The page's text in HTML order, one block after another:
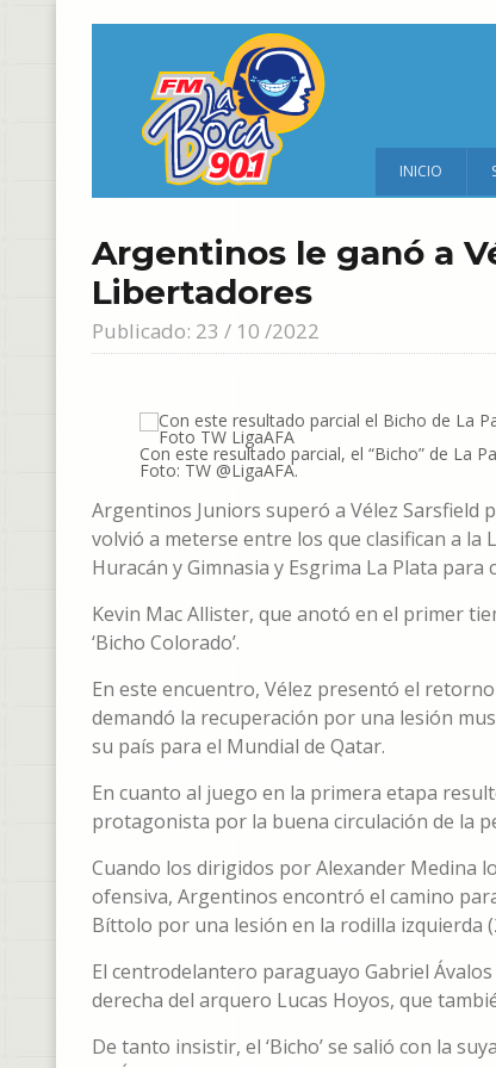
INICIO
Argentinos le ganó a
Libertadores
Publicado: 23 / 10 /2022
Con este resultado parcial, el “Bicho” de La
Foto: TW @LigaAFA.
Argentinos Juniors superó a Vélez Sarsfield
volvió a meterse entre los que clasifican a
Huracán y Gimnasia y Esgrima La Plata para
Kevin Mac Allister, que anotó en el primer
‘Bicho Colorado’.
En este encuentro, Vélez presentó el
demandó la recuperación por una lesión
su país para el Mundial de Qatar.
En cuanto al juego en la primera etapa
protagonista por la buena circulación de la
Cuando los dirigidos por Alexander Medina
ofensiva, Argentinos encontró el camino
Bíttolo por una lesión en la rodilla izquierda
El centrodelantero paraguayo Gabriel
derecha del arquero Lucas Hoyos, que
De tanto insistir, el ‘Bicho’ se salió con la